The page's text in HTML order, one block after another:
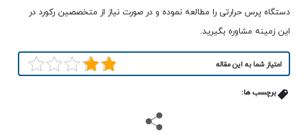
دستگاه پرس حرارتی را مطالعه نموده و در صورت نیاز از متخصصین رکورد در
این زمینه مشاوره بگیرید.
امتیاز شما به این مقاله
برچسب ها: